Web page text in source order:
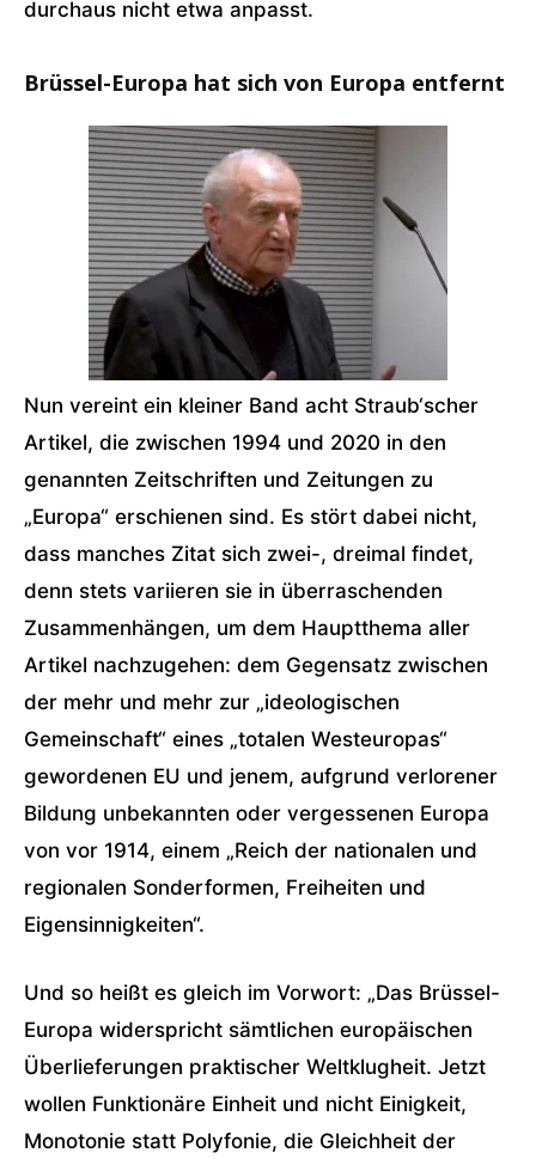
durchaus nicht etwa anpasst.
Brüssel-Europa hat sich von Europa entfernt
Nun vereint ein kleiner Band acht Straub‘scher
Artikel, die zwischen 1994 und 2020 in den
genannten Zeitschriften und Zeitungen zu
„Europa“ erschienen sind. Es stört dabei nicht,
dass manches Zitat sich zwei-, dreimal findet,
denn stets variieren sie in überraschenden
Zusammenhängen, um dem Hauptthema aller
Artikel nachzugehen: dem Gegensatz zwischen
der mehr und mehr zur „ideologischen
Gemeinschaft“ eines „totalen Westeuropas“
gewordenen EU und jenem, aufgrund verlorener
Bildung unbekannten oder vergessenen Europa
von vor 1914, einem „Reich der nationalen und
regionalen Sonderformen, Freiheiten und
Eigensinnigkeiten“.
Und so heißt es gleich im Vorwort: „Das Brüssel-
Europa widerspricht sämtlichen europäischen
Überlieferungen praktischer Weltklugheit. Jetzt
wollen Funktionäre Einheit und nicht Einigkeit,
Monotonie statt Polyfonie, die Gleichheit der